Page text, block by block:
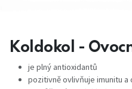
Koldokol -
je plný antioxidantů
pozitivně ovlivňuje imunitu a